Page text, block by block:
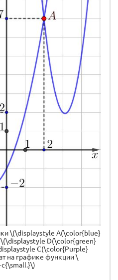
\(\displaystyle A(\color{blue}
D(\color{green}
C(\color{Purple}
на графике функции \